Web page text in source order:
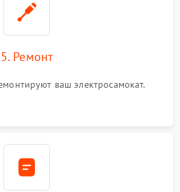
5. Ремонт
ваш электросамокат.